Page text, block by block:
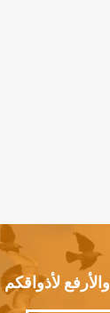
لأذواقكم